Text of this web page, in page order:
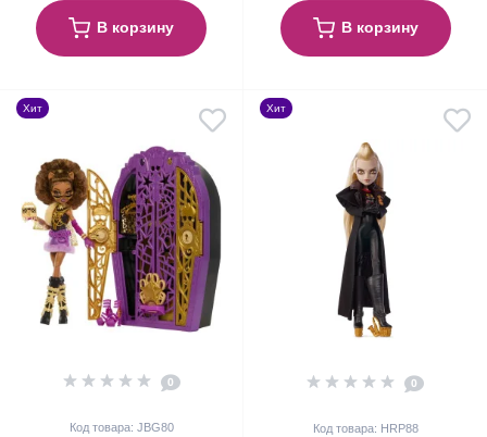
В корзину В корзину
Хит
0
Код товара: JBG80
Хит
0
Код товара: HRP88